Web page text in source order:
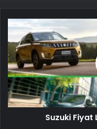
Suzuki Fiyat